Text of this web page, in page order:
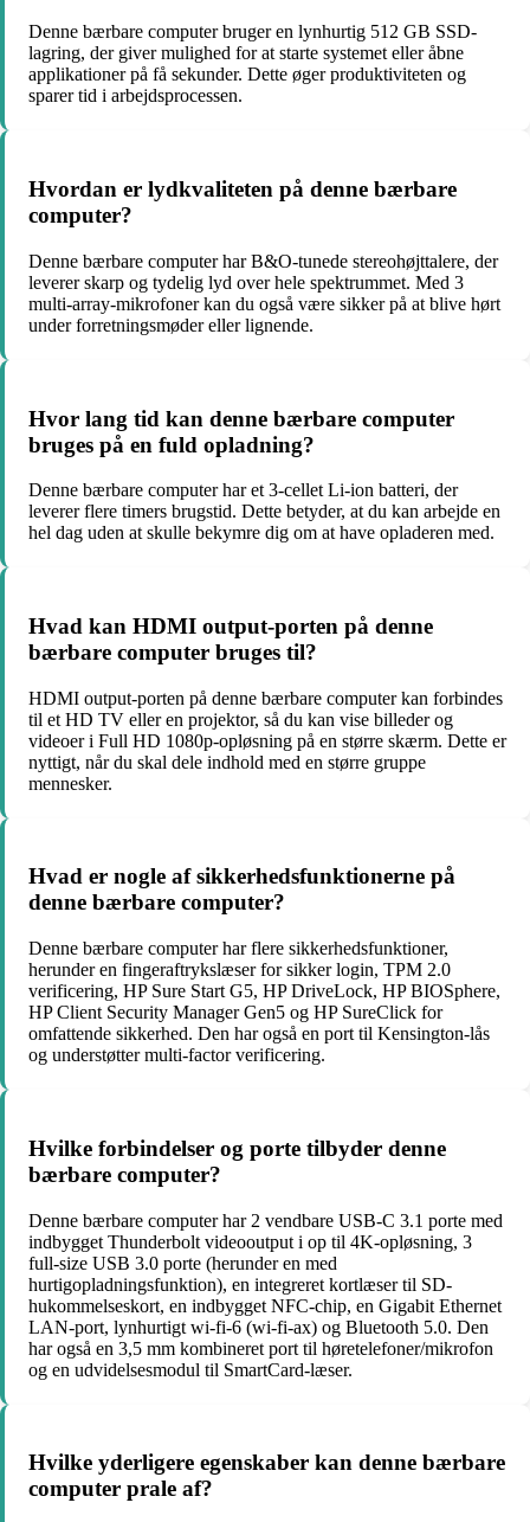
Denne bærbare computer bruger en lynhurtig 512 GB SSD-
lagring, der giver mulighed for at starte systemet eller åbne
applikationer på få sekunder. Dette øger produktiviteten og
sparer tid i arbejdsprocessen.
Hvordan er lydkvaliteten på denne bærbare
computer?
Denne bærbare computer har B&O-tunede stereohøjttalere, der
leverer skarp og tydelig lyd over hele spektrummet. Med 3
multi-array-mikrofoner kan du også være sikker på at blive hørt
under forretningsmøder eller lignende.
Hvor lang tid kan denne bærbare computer
bruges på en fuld opladning?
Denne bærbare computer har et 3-cellet Li-ion batteri, der
leverer flere timers brugstid. Dette betyder, at du kan arbejde en
hel dag uden at skulle bekymre dig om at have opladeren med.
Hvad kan HDMI output-porten på denne
bærbare computer bruges til?
HDMI output-porten på denne bærbare computer kan forbindes
til et HD TV eller en projektor, så du kan vise billeder og
videoer i Full HD 1080p-opløsning på en større skærm. Dette er
nyttigt, når du skal dele indhold med en større gruppe
mennesker.
Hvad er nogle af sikkerhedsfunktionerne på
denne bærbare computer?
Denne bærbare computer har flere sikkerhedsfunktioner,
herunder en fingeraftrykslæser for sikker login, TPM 2.0
verificering, HP Sure Start G5, HP DriveLock, HP BIOSphere,
HP Client Security Manager Gen5 og HP SureClick for
omfattende sikkerhed. Den har også en port til Kensington-lås
og understøtter multi-factor verificering.
Hvilke forbindelser og porte tilbyder denne
bærbare computer?
Denne bærbare computer har 2 vendbare USB-C 3.1 porte med
indbygget Thunderbolt videooutput i op til 4K-opløsning, 3
full-size USB 3.0 porte (herunder en med
hurtigopladningsfunktion), en integreret kortlæser til SD-
hukommelseskort, en indbygget NFC-chip, en Gigabit Ethernet
LAN-port, lynhurtigt wi-fi-6 (wi-fi-ax) og Bluetooth 5.0. Den
har også en 3,5 mm kombineret port til høretelefoner/mikrofon
og en udvidelsesmodul til SmartCard-læser.
Hvilke yderligere egenskaber kan denne bærbare
computer prale af?